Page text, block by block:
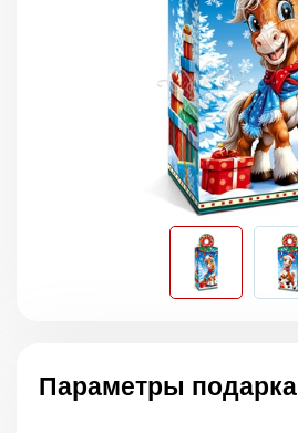
Параметры подарка